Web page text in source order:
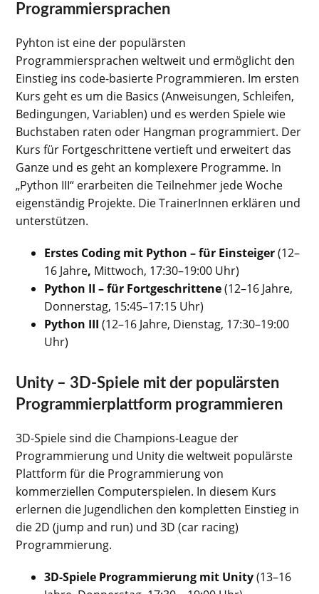
Programmiersprachen
Pyhton ist eine der populärsten
Programmiersprachen weltweit und ermöglicht den
Einstieg ins code-basierte Programmieren. Im ersten
Kurs geht es um die Basics (Anweisungen, Schleifen,
Bedingungen, Variablen) und es werden Spiele wie
Buchstaben raten oder Hangman programmiert. Der
Kurs für Fortgeschrittene vertieft und erweitert das
Ganze und es geht an komplexere Programme. In
„Python III“ erarbeiten die Teilnehmer jede Woche
eigenständig Projekte. Die TrainerInnen erklären und
unterstützen.
Erstes Coding mit Python – für Einsteiger(12–
16 Jahre, Mittwoch, 17:30–19:00 Uhr)
Python II – für Fortgeschrittene(12–16 Jahre,
Donnerstag, 15:45–17:15 Uhr)
Python III(12–16 Jahre, Dienstag, 17:30–19:00
Uhr)
Unity – 3D-Spiele mit der populärsten
Programmierplattform programmieren
3D-Spiele sind die Champions-League der
Programmierung und Unity die weltweit populärste
Plattform für die Programmierung von
kommerziellen Computerspielen. In diesem Kurs
erlernen die Jugendlichen den kompletten Einstieg in
die 2D (jump and run) und 3D (car racing)
Programmierung.
3D-Spiele Programmierung mit Unity(13–16